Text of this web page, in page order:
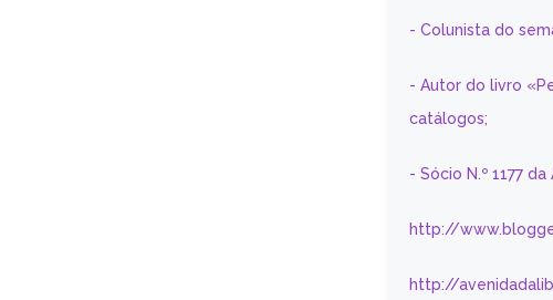
- Colunista do
- Autor do livro
catálogos;
- Sócio N.º 1177
http://
http://